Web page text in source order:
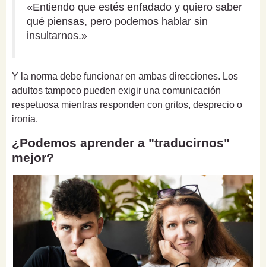
«Entiendo que estés enfadado y quiero saber
qué piensas, pero podemos hablar sin
insultarnos.»
Y la norma debe funcionar en ambas direcciones. Los
adultos tampoco pueden exigir una comunicación
respetuosa mientras responden con gritos, desprecio o
ironía.
¿Podemos aprender a "traducirnos"
mejor?